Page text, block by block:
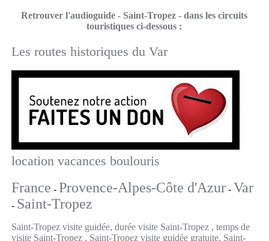
Retrouver l'audioguide - Saint-Tropez - dans les circuits
touristiques ci-dessous :
Les routes historiques du Var
location vacances boulouris
France - Provence-Alpes-Côte d'Azur- Var
- Saint-Tropez
Saint-Tropez visite guidée, durée visite Saint-Tropez , temps de
visite Saint-Tropez , Saint-Tropez visite guidée gratuite, Saint-